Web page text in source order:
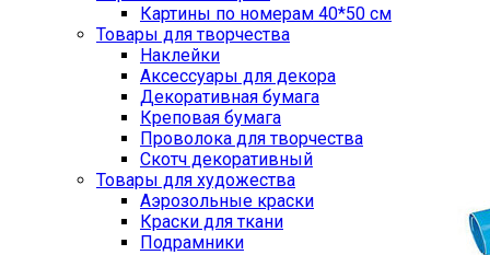
Картины по номерам 40*50 см
Товары для творчества
Наклейки
Аксессуары для декора
Декоративная бумага
Креповая бумага
Проволока для творчества
Скотч декоративный
Товары для художества
Аэрозольные краски
Краски для ткани
Подрамники